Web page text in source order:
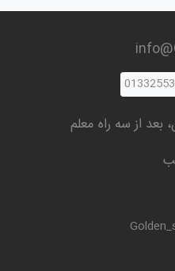
از سه راه معلم